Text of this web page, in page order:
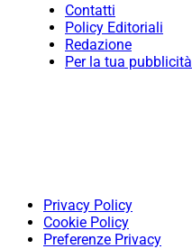
Contatti
Policy Editoriali
Redazione
Per la tua pubblicità
Privacy Policy
Cookie Policy
Preferenze Privacy